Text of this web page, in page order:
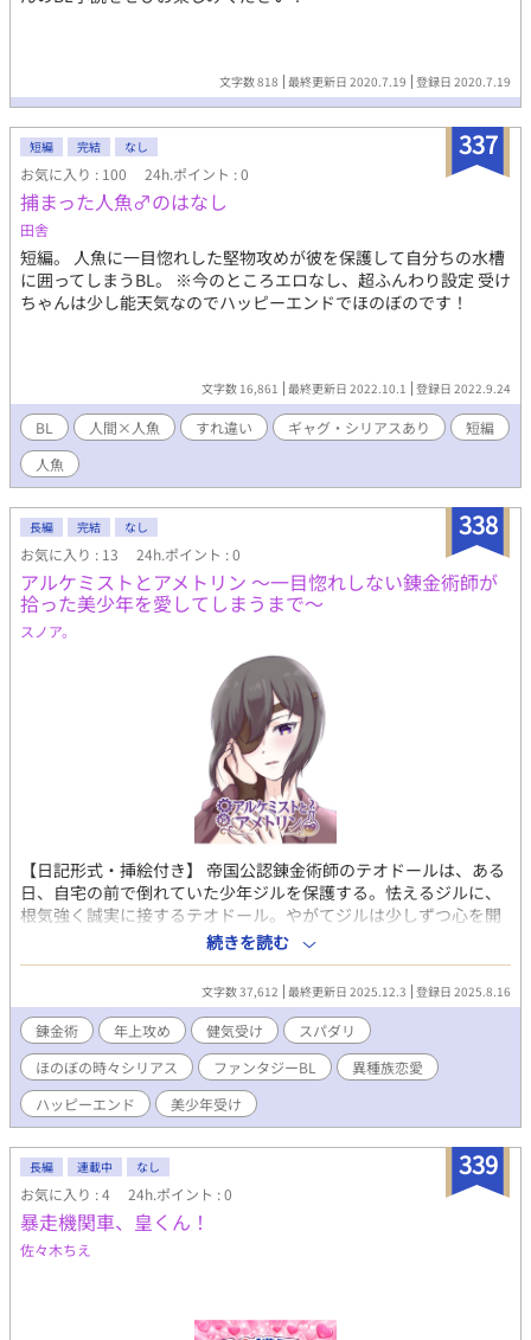
文字数 818 最終更新日 2020.7.19 登録日 2020.7.19
337
短編 完結 なし
お気に入り : 100 24h.ポイント : 0
捕まった人魚♂のはなし
田舎
短編。 人魚に一目惚れした堅物攻めが彼を保護して自分ちの水槽
に囲ってしまうBL。 ※今のところエロなし、超ふんわり設定 受け
ちゃんは少し能天気なのでハッピーエンドでほのぼのです！
文字数 16,861 最終更新日 2022.10.1 登録日 2022.9.24
BL 人間×人魚 すれ違い ギャグ・シリアスあり
短編
人魚
338
長編 完結 なし
お気に入り : 13 24h.ポイント : 0
アルケミストとアメトリン 〜一目惚れしない錬金術師が
拾った美少年を愛してしまうまで〜
スノア。
【日記形式・挿絵付き】 帝国公認錬金術師のテオドールは、ある
日、自宅の前で倒れていた少年ジルを保護する。怯えるジルに、
根気強く誠実に接するテオドール。やがてジルは少しずつ心を開
き、テオドールもまた、気づかぬうちに彼に惹かれていく。一
方、仕事では不穏な依頼が舞い込み、世間では物騒な事件が相次
いでいた。 美しくも残酷な世界〈リブスヴッゲ〉で生きる、聡明
で優しすぎる青年と、謎多き美少年が紡ぐ純愛の物語。 ※作者は
夜明けの腐女子です。 X(Twitter)で毎日投稿している話をまとめ
て読みやすく転載しております！ 最速更新はTwitterで！
ID:@TeoJil_BL https://x.com/teojil_bl?
s=21&t=oTbZzPnt4C9ecM_m1GYrmw
続きを読む
文字数 37,612 最終更新日 2025.12.3 登録日 2025.8.16
錬金術 年上攻め 健気受け
スパダリ
ほのぼの時々シリアス
ファンタジーBL
異種族恋愛
ハッピーエンド
美少年受け
339
長編 連載中 なし
お気に入り : 4 24h.ポイント : 0
暴走機関車、皇くん！
佐々木ちえ